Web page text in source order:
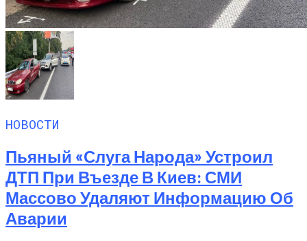
НОВОСТИ
Пьяный «слуга Народа» Устроил
ДТП При Въезде В Киев: СМИ
Массово Удаляют Информацию Об
Аварии